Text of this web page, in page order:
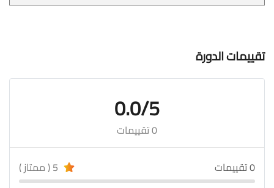
تقييمات الدورة
0.0/5
0 تقييمات
0 تقييمات